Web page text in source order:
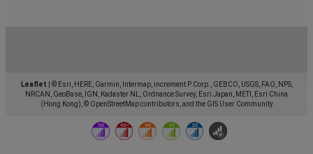
Leaflet
© Esri, HERE, Garmin, Intermap, increment P Corp., GEBCO, USGS, FAO, NPS,
NRCAN, GeoBase, IGN, Kadaster NL, Ordnance Survey, Esri Japan, METI, Esri China
(Hong Kong), © OpenStreetMap contributors, and the GIS User Community